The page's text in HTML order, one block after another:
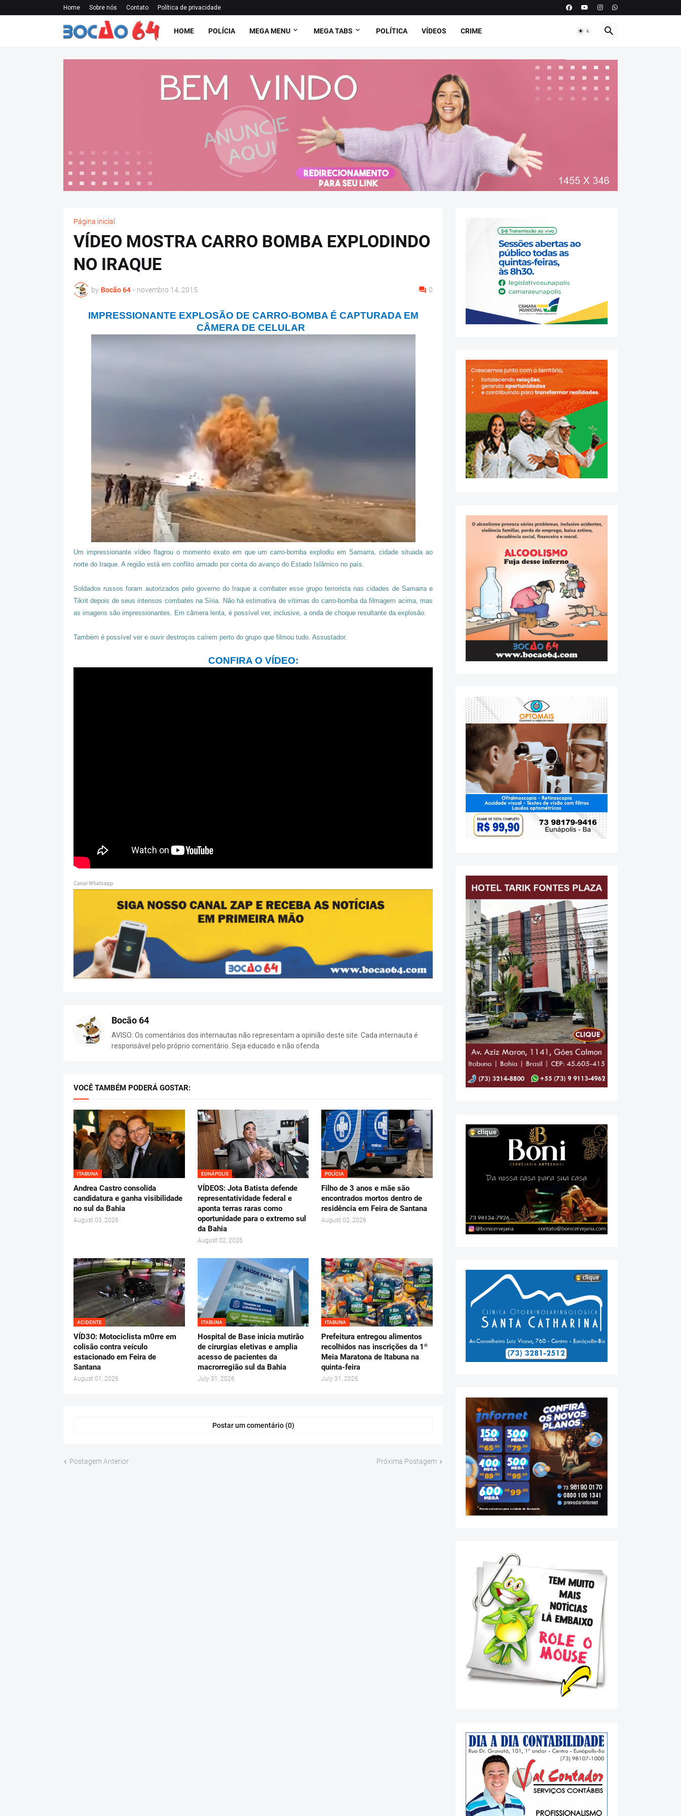
Home Sobre nós Contato Política de privacidade
HOME POLÍCIA MEGA MENU MEGA TABS POLÍTICA VÍDEOS CRIME
Página inicial
VÍDEO MOSTRA CARRO BOMBA EXPLODINDO
NO IRAQUE
by Bocão 64 - novembro 14, 2015 0
IMPRESSIONANTE EXPLOSÃO DE CARRO-BOMBA É CAPTURADA EM
CÂMERA DE CELULAR
Um impressionante vídeo flagrou o momento exato em que um carro-bomba explodiu em Samarra, cidade situada ao
norte do Iraque. A região está em conflito armado por conta do avanço do Estado Islâmico no país.
Soldados russos foram autorizados pelo governo do Iraque a combater esse grupo terrorista nas cidades de Samarra e
Tikrit depois de seus intensos combates na Síria. Não há estimativa de vítimas do carro-bomba da filmagem acima, mas
as imagens são impressionantes. Em câmera lenta, é possível ver, inclusive, a onda de choque resultante da explosão.
Também é possível ver e ouvir destroços caírem perto do grupo que filmou tudo. Assustador.
CONFIRA O VÍDEO:
Canal Whatsapp
Bocão 64
AVISO: Os comentários dos internautas não representam a opinião deste site. Cada internauta é
responsável pelo próprio comentário. Seja educado e não ofenda.
VOCÊ TAMBÉM PODERÁ GOSTAR:
ITABUNA
Andrea Castro consolida
candidatura e ganha visibilidade
no sul da Bahia
August 03, 2026
EUNÁPOLIS
VÍDEOS: Jota Batista defende
representatividade federal e
aponta terras raras como
oportunidade para o extremo sul
da Bahia
August 02, 2026
POLÍCIA
Filho de 3 anos e mãe são
encontrados mortos dentro de
residência em Feira de Santana
August 02, 2026
ACIDENTE
VÍD3O: Motociclista m0rre em
colisão contra veículo
estacionado em Feira de
Santana
August 01, 2026
ITABUNA
Hospital de Base inicia mutirão
de cirurgias eletivas e amplia
acesso de pacientes da
macrorregião sul da Bahia
July 31, 2026
ITABUNA
Prefeitura entregou alimentos
recolhidos nas inscrições da 1º
Meia Maratona de Itabuna na
quinta-feira
July 31, 2026
Postar um comentário (0)
Postagem Anterior Próxima Postagem